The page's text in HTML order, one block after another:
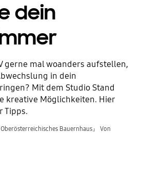
dein
gerne mal woanders aufstellen,
in dein
Mit dem Studio Stand
kreative Möglichkeiten. Hier
Tipps.
Bauernhaus』 Von